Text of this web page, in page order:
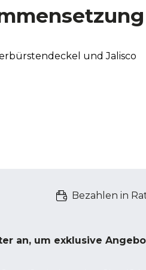
und Jalisco
Bezahlen in
an, um exklusive